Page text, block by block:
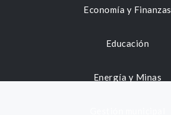
Economía y Finanzas
Educación
Energía y Minas